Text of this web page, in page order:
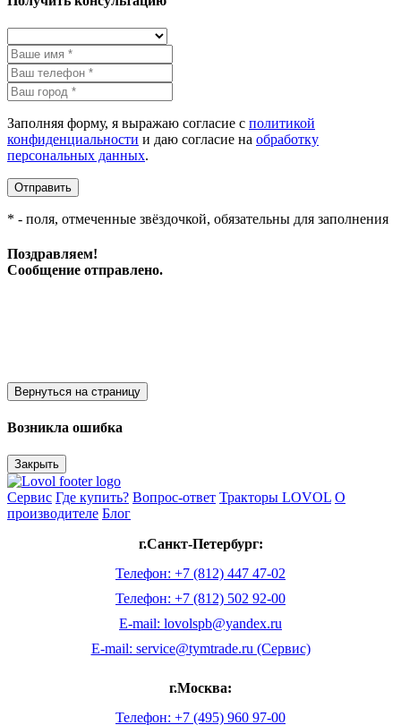
Заполняя форму, я выражаю согласие с политикой
конфиденциальности и даю согласие на обработку
персональных данных.
Отправить
* - поля, отмеченные звёздочкой, обязательны для заполнения
Поздравляем!
Сообщение отправлено.
Вернуться на страницу
Возникла ошибка
Закрыть
Сервис Где купить? Вопрос-ответ Тракторы LOVOL О
производителе Блог
г.Санкт-Петербург:
Телефон: +7 (812) 447 47-02
Телефон: +7 (812) 502 92-00
E-mail: lovolspb@yandex.ru
E-mail: service@tymtrade.ru (Сервис)
г.Москва:
Телефон: +7 (495) 960 97-00